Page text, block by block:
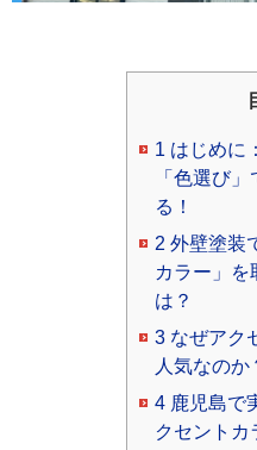
1 はじめに
「色選び
る！
2 外壁塗装
カラー」を
は？
3 なぜアク
人気なのか
4 鹿児島で
クセントカ